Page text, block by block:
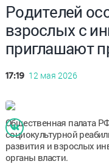
Родителей
взрослых с
приглашают
17:19 12 мая 2026
Общественная палата
социокультурной
развития и взрослых
органы власти.